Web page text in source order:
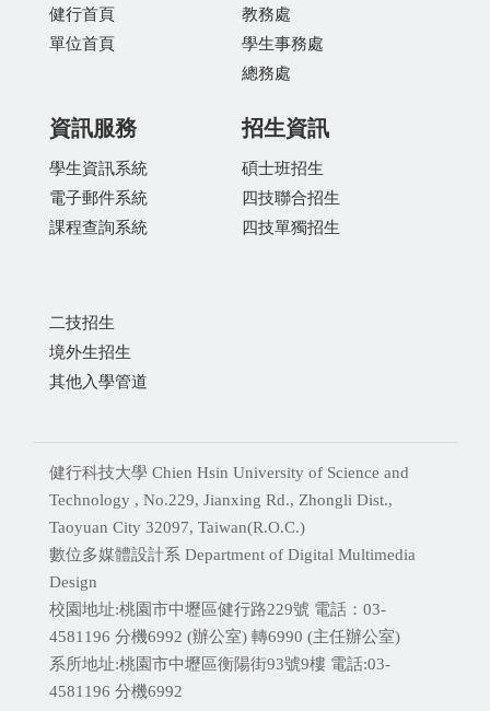
健行首頁
單位首頁
教務處
學生事務處
總務處
資訊服務
學生資訊系統
電子郵件系統
課程查詢系統
招生資訊
碩士班招生
四技聯合招生
四技單獨招生
二技招生
境外生招生
其他入學管道
健行科技大學 Chien Hsin University of Science and
Technology , No.229, Jianxing Rd., Zhongli Dist.,
Taoyuan City 32097, Taiwan(R.O.C.)
數位多媒體設計系 Department of Digital Multimedia
Design
校園地址:桃園市中壢區健行路229號 電話：03-
4581196 分機6992 (辦公室) 轉6990 (主任辦公室)
系所地址:桃園市中壢區衡陽街93號9樓 電話:03-
4581196 分機6992